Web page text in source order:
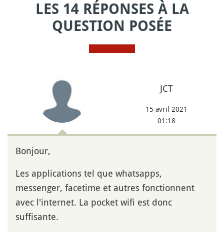
LES 14 RÉPONSES À LA
QUESTION POSÉE
JCT
15 avril 2021
01:18
Bonjour,
Les applications tel que whatsapps,
messenger, facetime et autres fonctionnent
avec l'internet. La pocket wifi est donc
suffisante.